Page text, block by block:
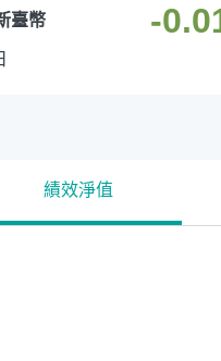
臺幣 -
績效淨值